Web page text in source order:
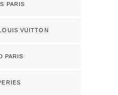
PARIS
VUITTON
PARIS